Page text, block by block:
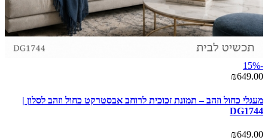
-15%
₪649.00
מעגלי כחול וזהב – תמונת זכוכית לרוחב אבסטרקט כחול וזהב לסלון |
DG1744
₪649.00